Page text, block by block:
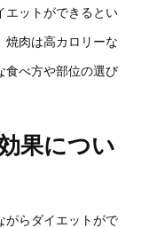
エットができるとい
焼肉は高カロリーな
食べ方や部位の選び
果につい
がらダイエットがで